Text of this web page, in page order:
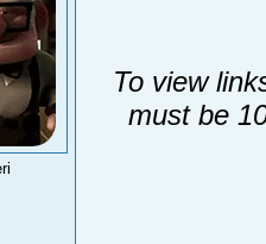
To view
must be